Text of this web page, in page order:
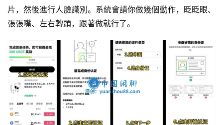
片，然後進行人臉識別。系統會請你做幾個動作，眨眨眼、
張張嘴、左右轉頭，跟著做就行了。